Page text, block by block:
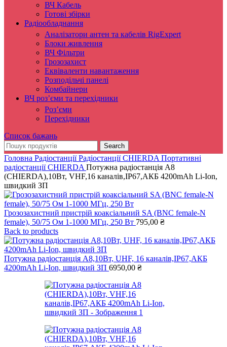
ВЧ Кабель
Готові збірки
Радіообладнання
Аналізатори антен та кабелів RigExpert
Блоки живлення
ВЧ Фільтри
Грозозахист
Еквіваленти навантаження
Розподільчі панелі
Комбайнери
ВЧ роз’єми та перехідники
Роз’єми
Перехідники
Список бажань
Search
Головна РадіостанціїРадіостанції CHIERDA Портативні
радіостанції CHIERDA Потужна радіостанція A8
(CHIERDA),10Вт, VHF,16 каналів,IP67,АКБ 4200mAh Li-Ion,
швидкий ЗП
Грозозахистний пристрій коаксіальний SA (BNC female-N
female), 50/75 Ом 1-1000 МГц, 250 Вт 795,00 ₴
Back to products
Потужна радіостанція A8,10Вт, UHF, 16 каналів,IP67,АКБ
4200mAh Li-Ion, швидкий ЗП 6950,00 ₴